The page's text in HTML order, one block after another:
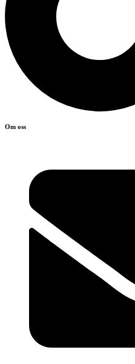
Om oss